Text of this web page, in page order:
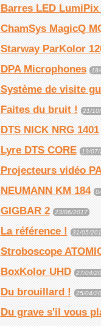
Barres LED LumiPix
ChamSys MagicQ
Starway ParKolor
DPA Microphones
Système de visite
Faites du bruit ! 21/
DTS NICK NRG 1401
Lyre DTS CORE 19/07/
Projecteurs vidéo
NEUMANN KM 184
GIGBAR 2 23/06/2017
La référence ! 31/05/
Stroboscope
BoxKolor UHD 27/04/
Du brouillard ! 25/04/
Du grave s'il vous